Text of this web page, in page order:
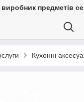
виробник предметів
Кухонні